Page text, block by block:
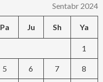
Sentabr 2024
Pa Ju Sh Ya
1
5 6 7 8